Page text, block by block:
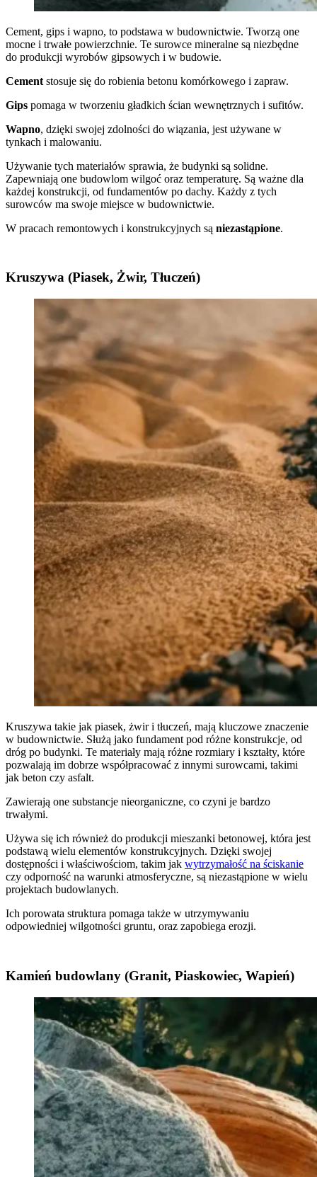
Cement, gips i wapno, to podstawa w budownictwie. Tworzą one
mocne i trwałe powierzchnie. Te surowce mineralne są niezbędne
do produkcji wyrobów gipsowych i w budowie.
Cement stosuje się do robienia betonu komórkowego i zapraw.
Gips pomaga w tworzeniu gładkich ścian wewnętrznych i sufitów.
Wapno, dzięki swojej zdolności do wiązania, jest używane w
tynkach i malowaniu.
Używanie tych materiałów sprawia, że budynki są solidne.
Zapewniają one budowlom wilgoć oraz temperaturę. Są ważne dla
każdej konstrukcji, od fundamentów po dachy. Każdy z tych
surowców ma swoje miejsce w budownictwie.
W pracach remontowych i konstrukcyjnych są niezastąpione.
Kruszywa (Piasek, Żwir, Tłuczeń)
Kruszywa takie jak piasek, żwir i tłuczeń, mają kluczowe znaczenie
w budownictwie. Służą jako fundament pod różne konstrukcje, od
dróg po budynki. Te materiały mają różne rozmiary i kształty, które
pozwalają im dobrze współpracować z innymi surowcami, takimi
jak beton czy asfalt.
Zawierają one substancje nieorganiczne, co czyni je bardzo
trwałymi.
Używa się ich również do produkcji mieszanki betonowej, która jest
podstawą wielu elementów konstrukcyjnych. Dzięki swojej
dostępności i właściwościom, takim jak wytrzymałość na ściskanie
czy odporność na warunki atmosferyczne, są niezastąpione w wielu
projektach budowlanych.
Ich porowata struktura pomaga także w utrzymywaniu
odpowiedniej wilgotności gruntu, oraz zapobiega erozji.
Kamień budowlany (Granit, Piaskowiec, Wapień)